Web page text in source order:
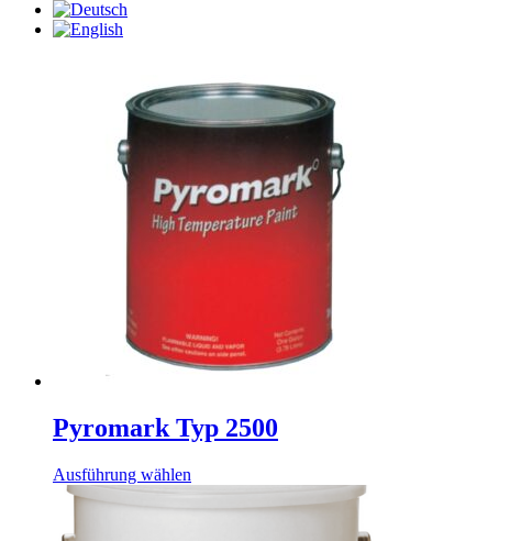
Pyromark Typ 2500
Ausführung wählen
weist